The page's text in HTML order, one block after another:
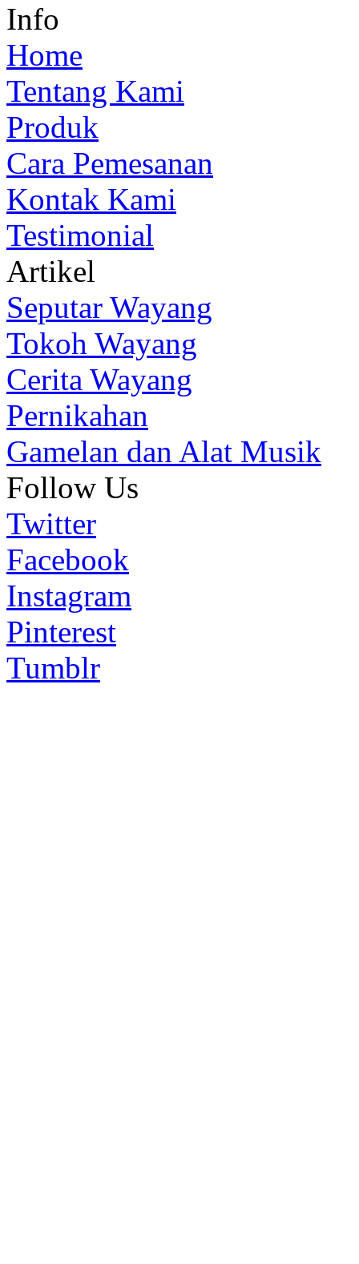
Info
Home
Tentang Kami
Produk
Cara Pemesanan
Kontak Kami
Testimonial
Artikel
Seputar Wayang
Tokoh Wayang
Cerita Wayang
Pernikahan
Gamelan dan Alat Musik
Follow Us
Twitter
Facebook
Instagram
Pinterest
Tumblr